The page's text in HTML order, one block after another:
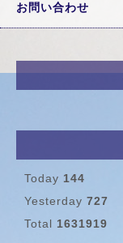
お問い合わせ
Today 144
Yesterday 727
Total 1631919